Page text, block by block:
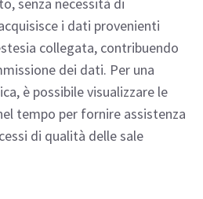
stato dei controlli
mantenere
sala operatoria
a schermo mostra se il
per anestesia Aisys CS²
o meno. Questo
senza necessità di